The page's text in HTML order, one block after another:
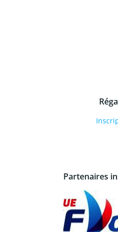
Partenaires